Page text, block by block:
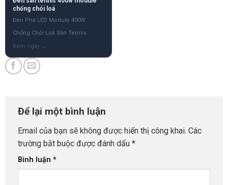
chống chói loá
Đèn Pha LED Module 400W
Chống Chói Loá Sân Tennis
Để lại một bình luận
Email của bạn sẽ không được hiển thị công khai. Các
trường bắt buộc được đánh dấu *
Bình luận *